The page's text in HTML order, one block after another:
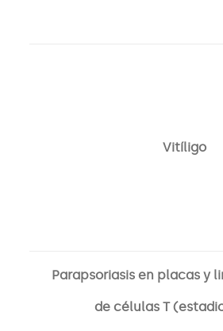
Vitíligo
Parapsoriasis en placas y
de células T